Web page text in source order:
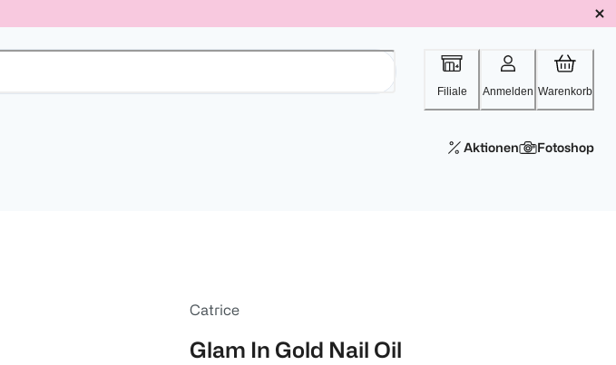
Filiale Anmelden Warenkorb
Aktionen Fotoshop
Catrice
Glam In Gold Nail Oil